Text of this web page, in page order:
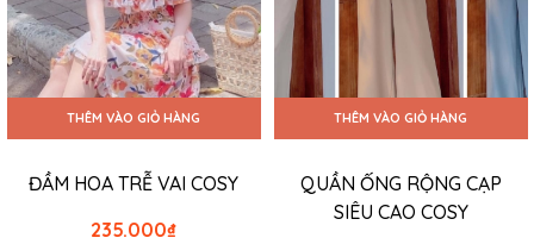
THÊM VÀO GIỎ HÀNG
ĐẦM HOA TRỄ VAI COSY
₫
235.000
THÊM VÀO GIỎ HÀNG
QUẦN ỐNG RỘNG CẠP
SIÊU CAO COSY